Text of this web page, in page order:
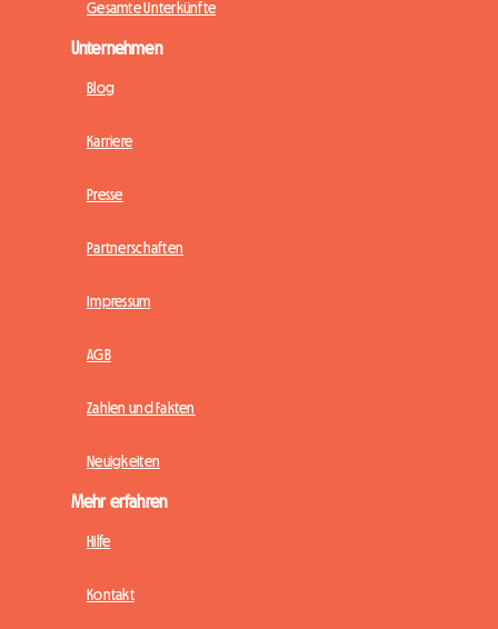
Gesamte Unterkünfte
Unternehmen
Blog
Karriere
Presse
Partnerschaften
Impressum
AGB
Zahlen und Fakten
Neuigkeiten
Mehr erfahren
Hilfe
Kontakt